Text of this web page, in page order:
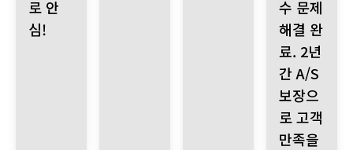
로 안
심!
수 문제
해결 완
료. 2년
간 A/S
보장으
로 고객
만족을